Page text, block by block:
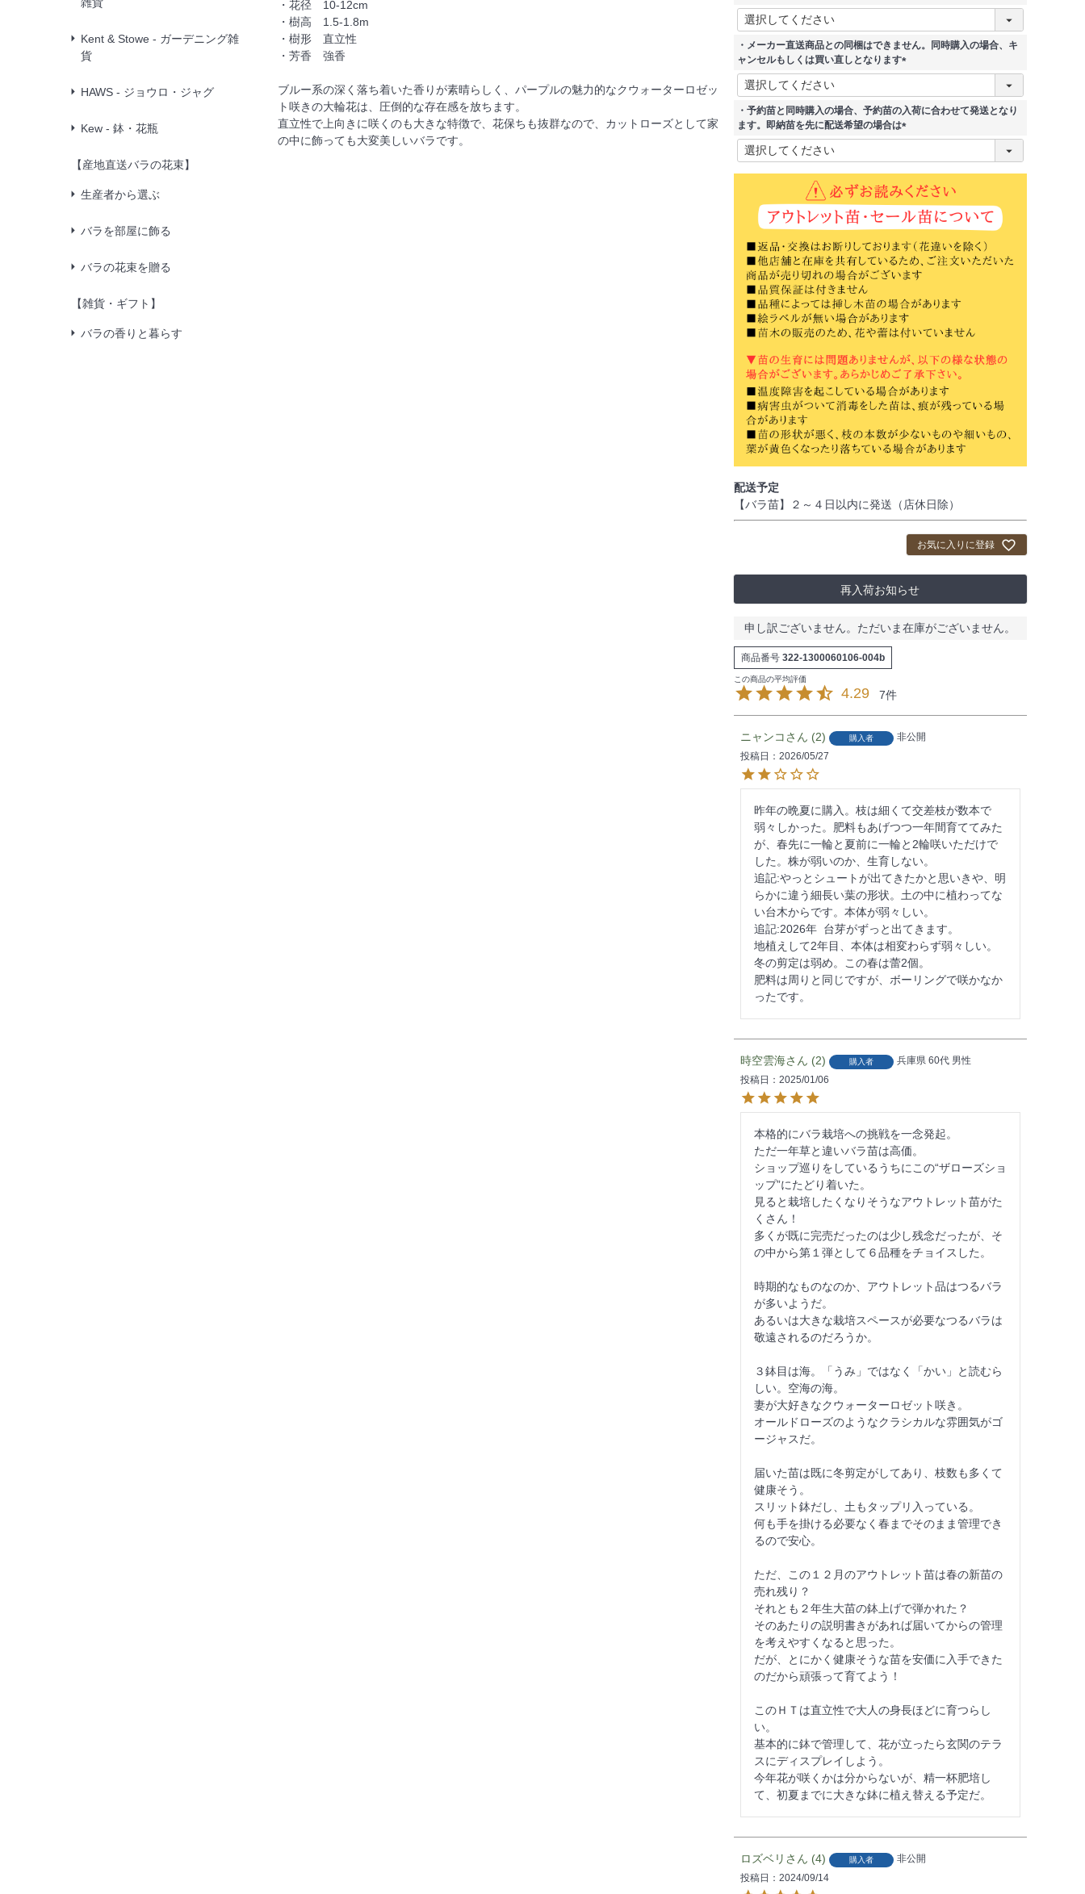
Kent & Stowe - ガーデニング雑
貨
HAWS - ジョウロ・ジャグ
Kew - 鉢・花瓶
【産地直送バラの花束】
生産者から選ぶ
バラを部屋に飾る
バラの花束を贈る
【雑貨・ギフト】
バラの香りと暮らす
・花径 10-12cm
・樹高 1.5-1.8m
・樹形 直立性
・芳香 強香
ブルー系の深く落ち着いた香りが素晴らしく、パープルの魅力的なクウォーターロゼッ
ト咲きの大輪花は、圧倒的な存在感を放ちます。
直立性で上向きに咲くのも大きな特徴で、花保ちも抜群なので、カットローズとして家
の中に飾っても大変美しいバラです。
(
必
須・メーカー直送商品との同梱はできません。同時購入の場合、キ
ャンセルもしくは買い直しとなります
(
須
)
・予約苗と同時購入の場合、予約苗の入荷に合わせて発送となり
ます。即納苗を先に配送希望の場合は
(
須
配送予定
【バラ苗】２～４日以内に発送（店休日除）
お気に入りに登録
再入荷お知らせ
申し訳ございません。ただいま在庫がございません。
商品番号 322-1300060106-004b
4.29 7
ニャンコ 2 購入者
非公開
投稿日
2026/05/27
昨年の晩夏に購入。枝は細くて交差枝が数本で
弱々しかった。肥料もあげつつ一年間育ててみた
が、春先に一輪と夏前に一輪と2輪咲いただけで
した。株が弱いのか、生育しない。
追記:やっとシュートが出てきたかと思いきや、明
らかに違う細長い葉の形状。土の中に植わってな
い台木からです。本体が弱々しい。
追記:2026年  台芽がずっと出てきます。
地植えして2年目、本体は相変わらず弱々しい。
冬の剪定は弱め。この春は蕾2個。
肥料は周りと同じですが、ボーリングで咲かなか
時空雲海 2 購入者 兵庫県 60代 男性
投稿日
2025/01/06
本格的にバラ栽培への挑戦を一念発起。
ただ一年草と違いバラ苗は高価。
ショップ巡りをしているうちにこの“ザローズショ
ップ”にたどり着いた。
見ると栽培したくなりそうなアウトレット苗がた
くさん！
多くが既に完売だったのは少し残念だったが、そ
の中から第１弾として６品種をチョイスした。
時期的なものなのか、アウトレット品はつるバラ
が多いようだ。
あるいは大きな栽培スペースが必要なつるバラは
敬遠されるのだろうか。
３鉢目は海。「うみ」ではなく「かい」と読むら
しい。空海の海。
妻が大好きなクウォーターロゼット咲き。
オールドローズのようなクラシカルな雰囲気がゴ
ージャスだ。
届いた苗は既に冬剪定がしてあり、枝数も多くて
健康そう。
スリット鉢だし、土もタップリ入っている。
何も手を掛ける必要なく春までそのまま管理でき
るので安心。
ただ、この１２月のアウトレット苗は春の新苗の
売れ残り？
それとも２年生大苗の鉢上げで弾かれた？
そのあたりの説明書きがあれば届いてからの管理
を考えやすくなると思った。
だが、とにかく健康そうな苗を安価に入手できた
のだから頑張って育てよう！
このＨＴは直立性で大人の身長ほどに育つらし
い。
基本的に鉢で管理して、花が立ったら玄関のテラ
スにディスプレイしよう。
今年花が咲くかは分からないが、精一杯肥培し
ロズベリ 4 購入者
非公開
投稿日
2024/09/14